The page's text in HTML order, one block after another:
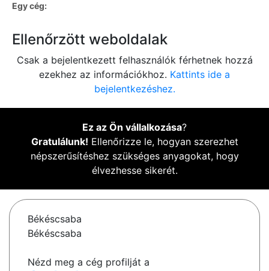
Egy cég:
Ellenőrzött weboldalak
Csak a bejelentkezett felhasználók férhetnek hozzá
ezekhez az információkhoz. Kattints ide a
bejelentkezéshez.
Ez az Ön vállalkozása?
Gratulálunk! Ellenőrizze le, hogyan szerezhet
népszerűsítéshez szükséges anyagokat, hogy
élvezhesse sikerét.
Békéscsaba
Békéscsaba
Nézd meg a cég profilját a